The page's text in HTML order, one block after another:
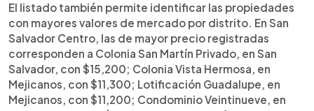
El listado también permite identificar las propiedades
con mayores valores de mercado por distrito. En San
Salvador Centro, las de mayor precio registradas
corresponden a Colonia San Martín Privado, en San
Salvador, con $15,200; Colonia Vista Hermosa, en
Mejicanos, con $11,300; Lotificación Guadalupe, en
Mejicanos, con $11,200; Condominio Veintinueve, en